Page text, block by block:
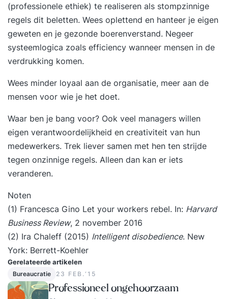
(professionele ethiek) te realiseren als stompzinnige
regels dit beletten. Wees oplettend en hanteer je eigen
geweten en je gezonde boerenverstand. Negeer
systeemlogica zoals efficiency wanneer mensen in de
verdrukking komen.
Wees minder loyaal aan de organisatie, meer aan de
mensen voor wie je het doet.
Waar ben je bang voor? Ook veel managers willen
eigen verantwoordelijkheid en creativiteit van hun
medewerkers. Trek liever samen met hen ten strijde
tegen onzinnige regels. Alleen dan kan er iets
veranderen.
Noten
(1) Francesca Gino Let your workers rebel. In: Harvard
Business Review, 2 november 2016
(2) Ira Chaleff (2015) Intelligent disobedience. New
York: Berrett-Koehler
Gerelateerde artikelen
Bureaucratie 23 FEB.‘15
Professioneel ongehoorzaam